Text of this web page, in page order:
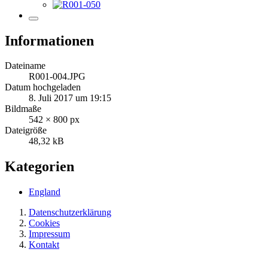
Informationen
Dateiname
R001-004.JPG
Datum hochgeladen
8. Juli 2017 um 19:15
Bildmaße
542 × 800 px
Dateigröße
48,32 kB
Kategorien
England
Datenschutzerklärung
Cookies
Impressum
Kontakt